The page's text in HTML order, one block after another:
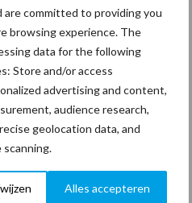
committed to providing you
browsing experience. The
data for the following
Store and/or access
advertising and content,
audience research,
geolocation data, and
Alles accepteren
Partner nieuws
flexibele
kent mitsen en
meer